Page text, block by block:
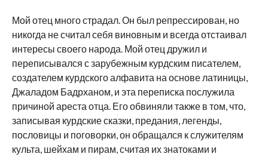
Мой отец много страдал. Он был репрессирован, но
никогда не считал себя виновным и всегда отстаивал
интересы своего народа. Мой отец дружил и
переписывался с зарубежным курдским писателем,
создателем курдского алфавита на основе латиницы,
Джаладом Бадрханом, и эта переписка послужила
причиной ареста отца. Его обвиняли также в том, что,
записывая курдские сказки, предания, легенды,
пословицы и поговорки, он обращался к служителям
культа, шейхам и пирам, считая их знатоками и